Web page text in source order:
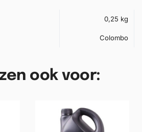
0,25 kg
Colombo
ook voor: